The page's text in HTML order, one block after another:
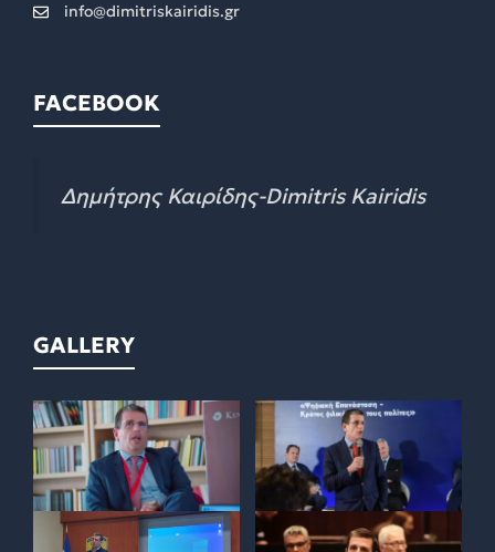
info@dimitriskairidis.gr
FACEBOOK
Δημήτρης Καιρίδης-Dimitris Kairidis
GALLERY